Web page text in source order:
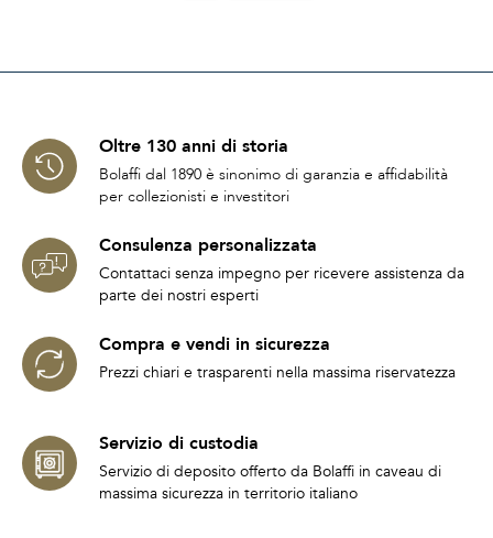
Oltre 130 anni di storia
Bolaffi dal 1890 è sinonimo di garanzia e affidabilità
per collezionisti e investitori
Consulenza personalizzata
Contattaci senza impegno per ricevere assistenza da
parte dei nostri esperti
Compra e vendi in sicurezza
Prezzi chiari e trasparenti nella massima riservatezza
Servizio di custodia
Servizio di deposito offerto da Bolaffi in caveau di
massima sicurezza in territorio italiano